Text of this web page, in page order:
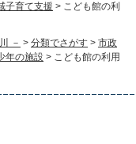
子育て支援 > こども館の利
－ > 分類でさがす > 市政
年の施設 > こども館の利用